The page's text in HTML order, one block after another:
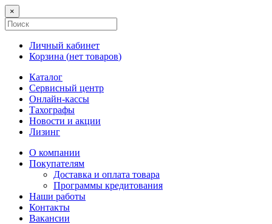
×
Личный кабинет
Корзина (нет товаров)
Каталог
Сервисный центр
Онлайн-кассы
Тахографы
Новости и акции
Лизинг
О компании
Покупателям
Доставка и оплата товара
Программы кредитования
Наши работы
Контакты
Вакансии